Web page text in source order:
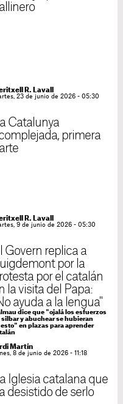
R. Lavall
23 de junio de 2026 - 05:30
Catalunya
primera
R. Lavall
9 de junio de 2026 - 05:30
Govern replica a
por la
por el catalán
la visita del Papa:
ayuda a la lengua"
dice que "ojalá los esfuerzos
silbar y abuchear se hubieran
en plazas para aprender
Martín
8 de junio de 2026 - 11:18
Iglesia catalana que
desistido de serlo